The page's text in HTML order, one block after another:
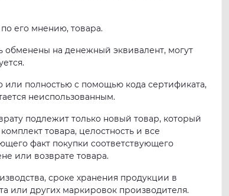
его мнению, товара.
обменены на денежный эквивалент, могут
или полностью с помощью кода сертификата,
неиспользованным.
подлежит только новый товар, который
товара, целостность и все
факт покупки соответствующего
или возврате товара.
сроке хранения продукции в
или других маркировок производителя.